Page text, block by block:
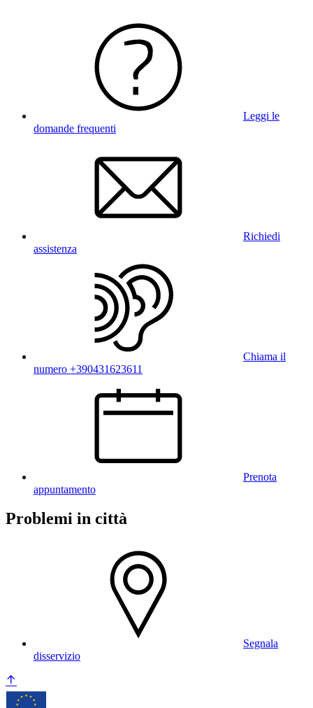
Leggi le
domande frequenti
Richiedi
assistenza
Chiama il
numero +390431623611
Prenota
appuntamento
Problemi in città
Segnala
disservizio